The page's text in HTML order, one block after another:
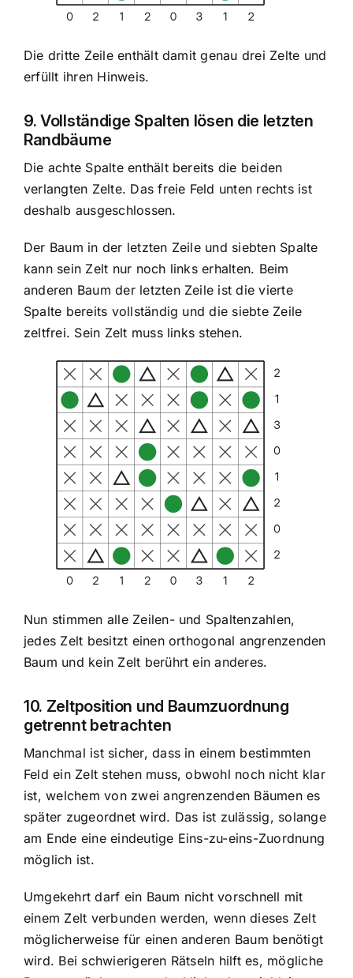
Die dritte Zeile enthält damit genau drei Zelte und
erfüllt ihren Hinweis.
9. Vollständige Spalten lösen die letzten
Randbäume
Die achte Spalte enthält bereits die beiden
verlangten Zelte. Das freie Feld unten rechts ist
deshalb ausgeschlossen.
Der Baum in der letzten Zeile und siebten Spalte
kann sein Zelt nur noch links erhalten. Beim
anderen Baum der letzten Zeile ist die vierte
Spalte bereits vollständig und die siebte Zeile
zeltfrei. Sein Zelt muss links stehen.
Nun stimmen alle Zeilen- und Spaltenzahlen,
jedes Zelt besitzt einen orthogonal angrenzenden
Baum und kein Zelt berührt ein anderes.
10. Zeltposition und Baumzuordnung
getrennt betrachten
Manchmal ist sicher, dass in einem bestimmten
Feld ein Zelt stehen muss, obwohl noch nicht klar
ist, welchem von zwei angrenzenden Bäumen es
später zugeordnet wird. Das ist zulässig, solange
am Ende eine eindeutige Eins-zu-eins-Zuordnung
möglich ist.
Umgekehrt darf ein Baum nicht vorschnell mit
einem Zelt verbunden werden, wenn dieses Zelt
möglicherweise für einen anderen Baum benötigt
wird. Bei schwierigeren Rätseln hilft es, mögliche